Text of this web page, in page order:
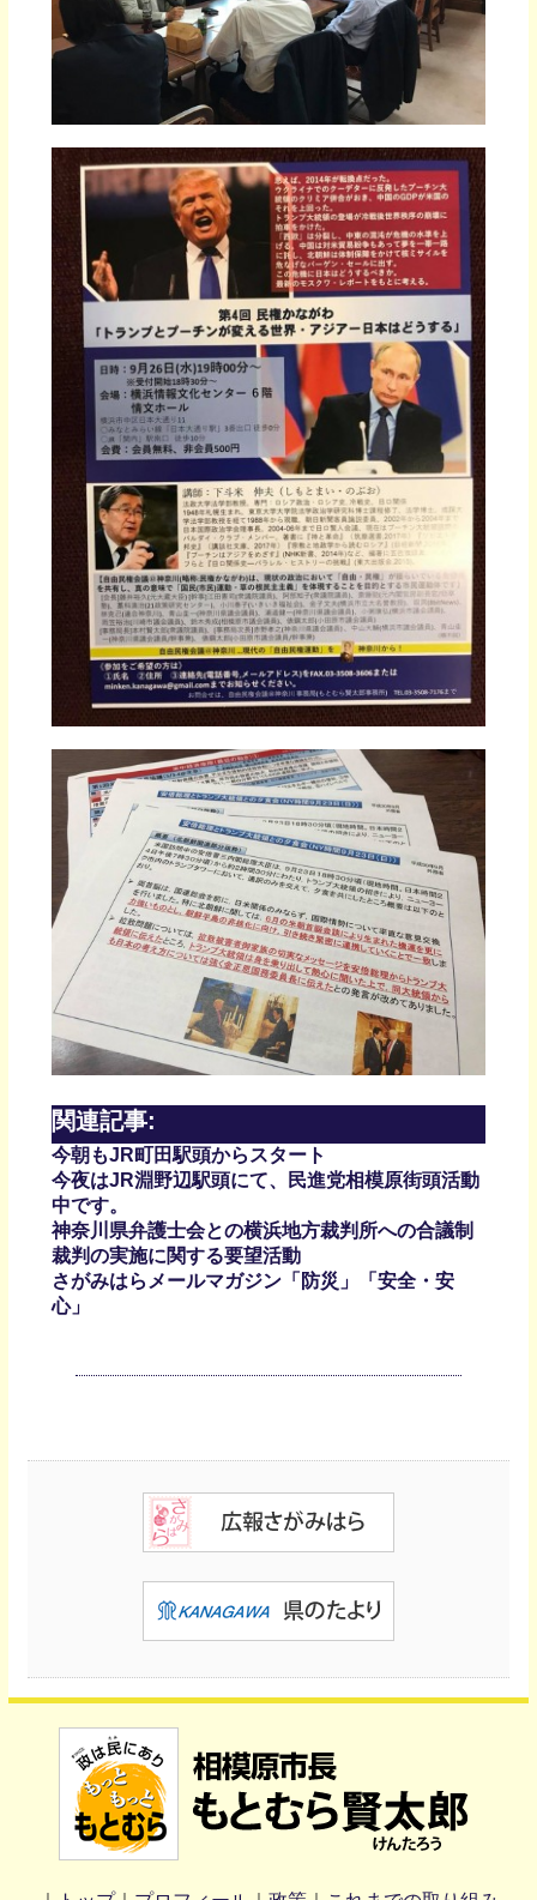
関連記事:
今朝もJR町田駅頭からスタート
今夜はJR淵野辺駅頭にて、民進党相模原街頭活動
中です。
神奈川県弁護士会との横浜地方裁判所への合議制
裁判の実施に関する要望活動
さがみはらメールマガジン「防災」「安全・安
心」